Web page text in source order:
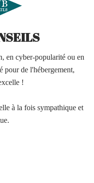
en cyber-popularité ou en
pour de l'hébergement,
!
à la fois sympathique et